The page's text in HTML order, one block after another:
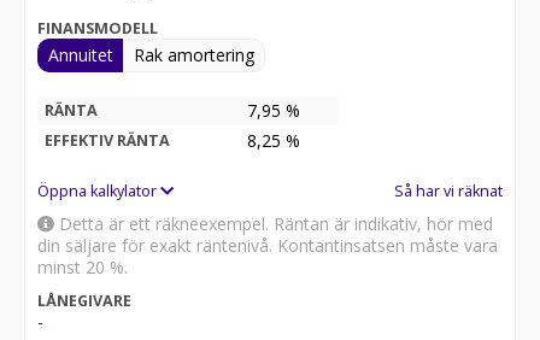
FINANSMODELL
Annuitet Rak amortering
RÄNTA 7,95 %
EFFEKTIV RÄNTA 8,25 %
Öppna kalkylator Så har vi räknat
Detta är ett räkneexempel. Räntan är indikativ, hör med
din säljare för exakt räntenivå. Kontantinsatsen måste vara
minst 20 %.
LÅNEGIVARE
-